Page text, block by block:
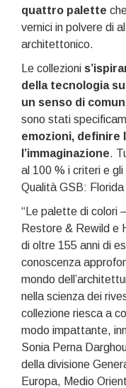
quattro palette
vernici in polvere di
architettonico.
Le collezioni
della tecnologia
un senso di
sono stati
emozioni, definire
l’immaginazione.
al 100 % i criteri e
Qualità GSB:
“Le palette di colori
Restore & Rewild e
di oltre 155 anni di
conoscenza
mondo
nella scienza dei
collezione riesca a
modo impattante,
Sonia Perna
della divisione
Europa, Medio